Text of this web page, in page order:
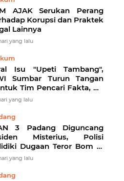
AJAK Serukan Perang
Korupsi dan Praktek
Lainnya
yang lalu
Isu "Upeti Tambang",
Sumbar Turun Tangan
Tim Pencari Fakta, Plt
PWI Paliko Siapkan
yang lalu
3 Padang Diguncang
Misterius, Polisi
Dugaan Teror Bom di
Simpang Siur
yang lalu